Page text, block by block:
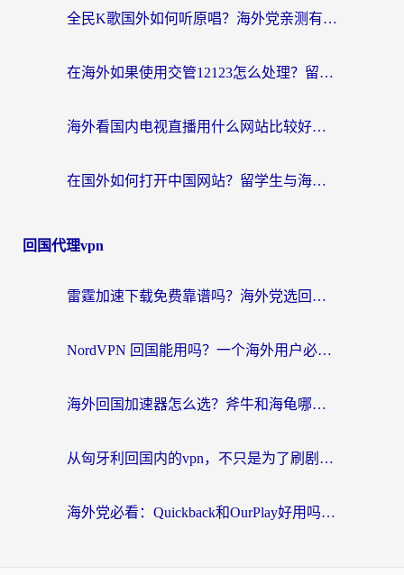
全民K歌国外如何听原唱？海外党亲测有效的回国加速器选择指南
在海外如果使用交管12123怎么处理？留学生亲测有效的回国加速方案
海外看国内电视直播用什么网站比较好？一篇解决你所有追剧难题的实用指南
在国外如何打开中国网站？留学生与海外华人的无缝访问指南
回国代理vpn
雷霆加速下载免费靠谱吗？海外党选回国加速器的避坑指南（附热门工具对比）
NordVPN 回国能用吗？一个海外用户必须面对的真实困境
海外回国加速器怎么选？斧牛和海龟哪个好？一篇帮你避开坑的实用指南
从匈牙利回国内的vpn，不只是为了刷剧那么简单
海外党必看：Quickback和OurPlay好用吗？3分钟选对回国加速器，无缝刷剧玩游戏